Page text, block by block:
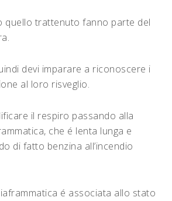
quello trattenuto fanno parte del
devi imparare a riconoscere i
al loro risveglio.
il respiro passando alla
che é lenta lunga e
di fatto benzina all’incendio
é associata allo stato